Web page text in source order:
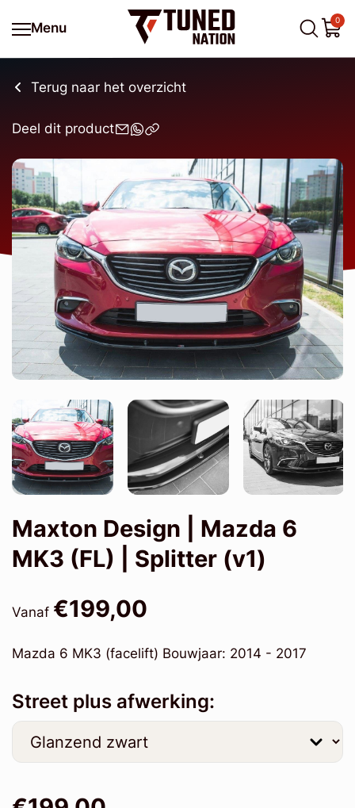
Menu
0
Terug naar het overzicht
Deel dit product
Maxton Design | Mazda 6
MK3 (FL) | Splitter (v1)
Vanaf €199,00
Mazda 6 MK3 (facelift) Bouwjaar: 2014 - 2017
Street plus afwerking: